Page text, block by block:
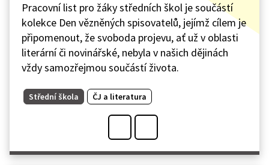
Pracovní list pro žáky středních škol je součástí
kolekce Den vězněných spisovatelů, jejímž cílem je
připomenout, že svoboda projevu, ať už v oblasti
literární či novinářské, nebyla v našich dějinách
vždy samozřejmou součástí života.
Střední škola ČJ a literatura